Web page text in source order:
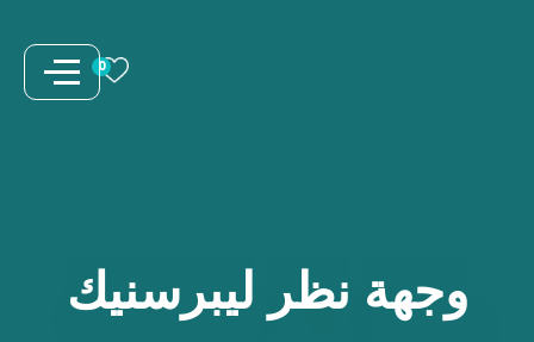
0
وجهة نظر ليبرسنيك